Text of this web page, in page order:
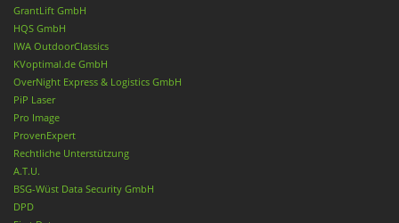
GrantLift GmbH
HQS GmbH
IWA OutdoorClassics
KVoptimal.de GmbH
OverNight Express & Logistics GmbH
PiP Laser
Pro Image
ProvenExpert
Rechtliche Unterstützung
A.T.U.
BSG-Wüst Data Security GmbH
DPD